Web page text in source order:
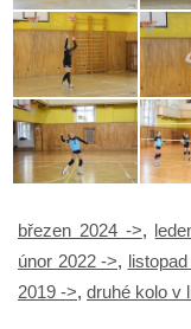
březen 2024 ->,
únor 2022 ->,
2019 ->, druhé kolo v